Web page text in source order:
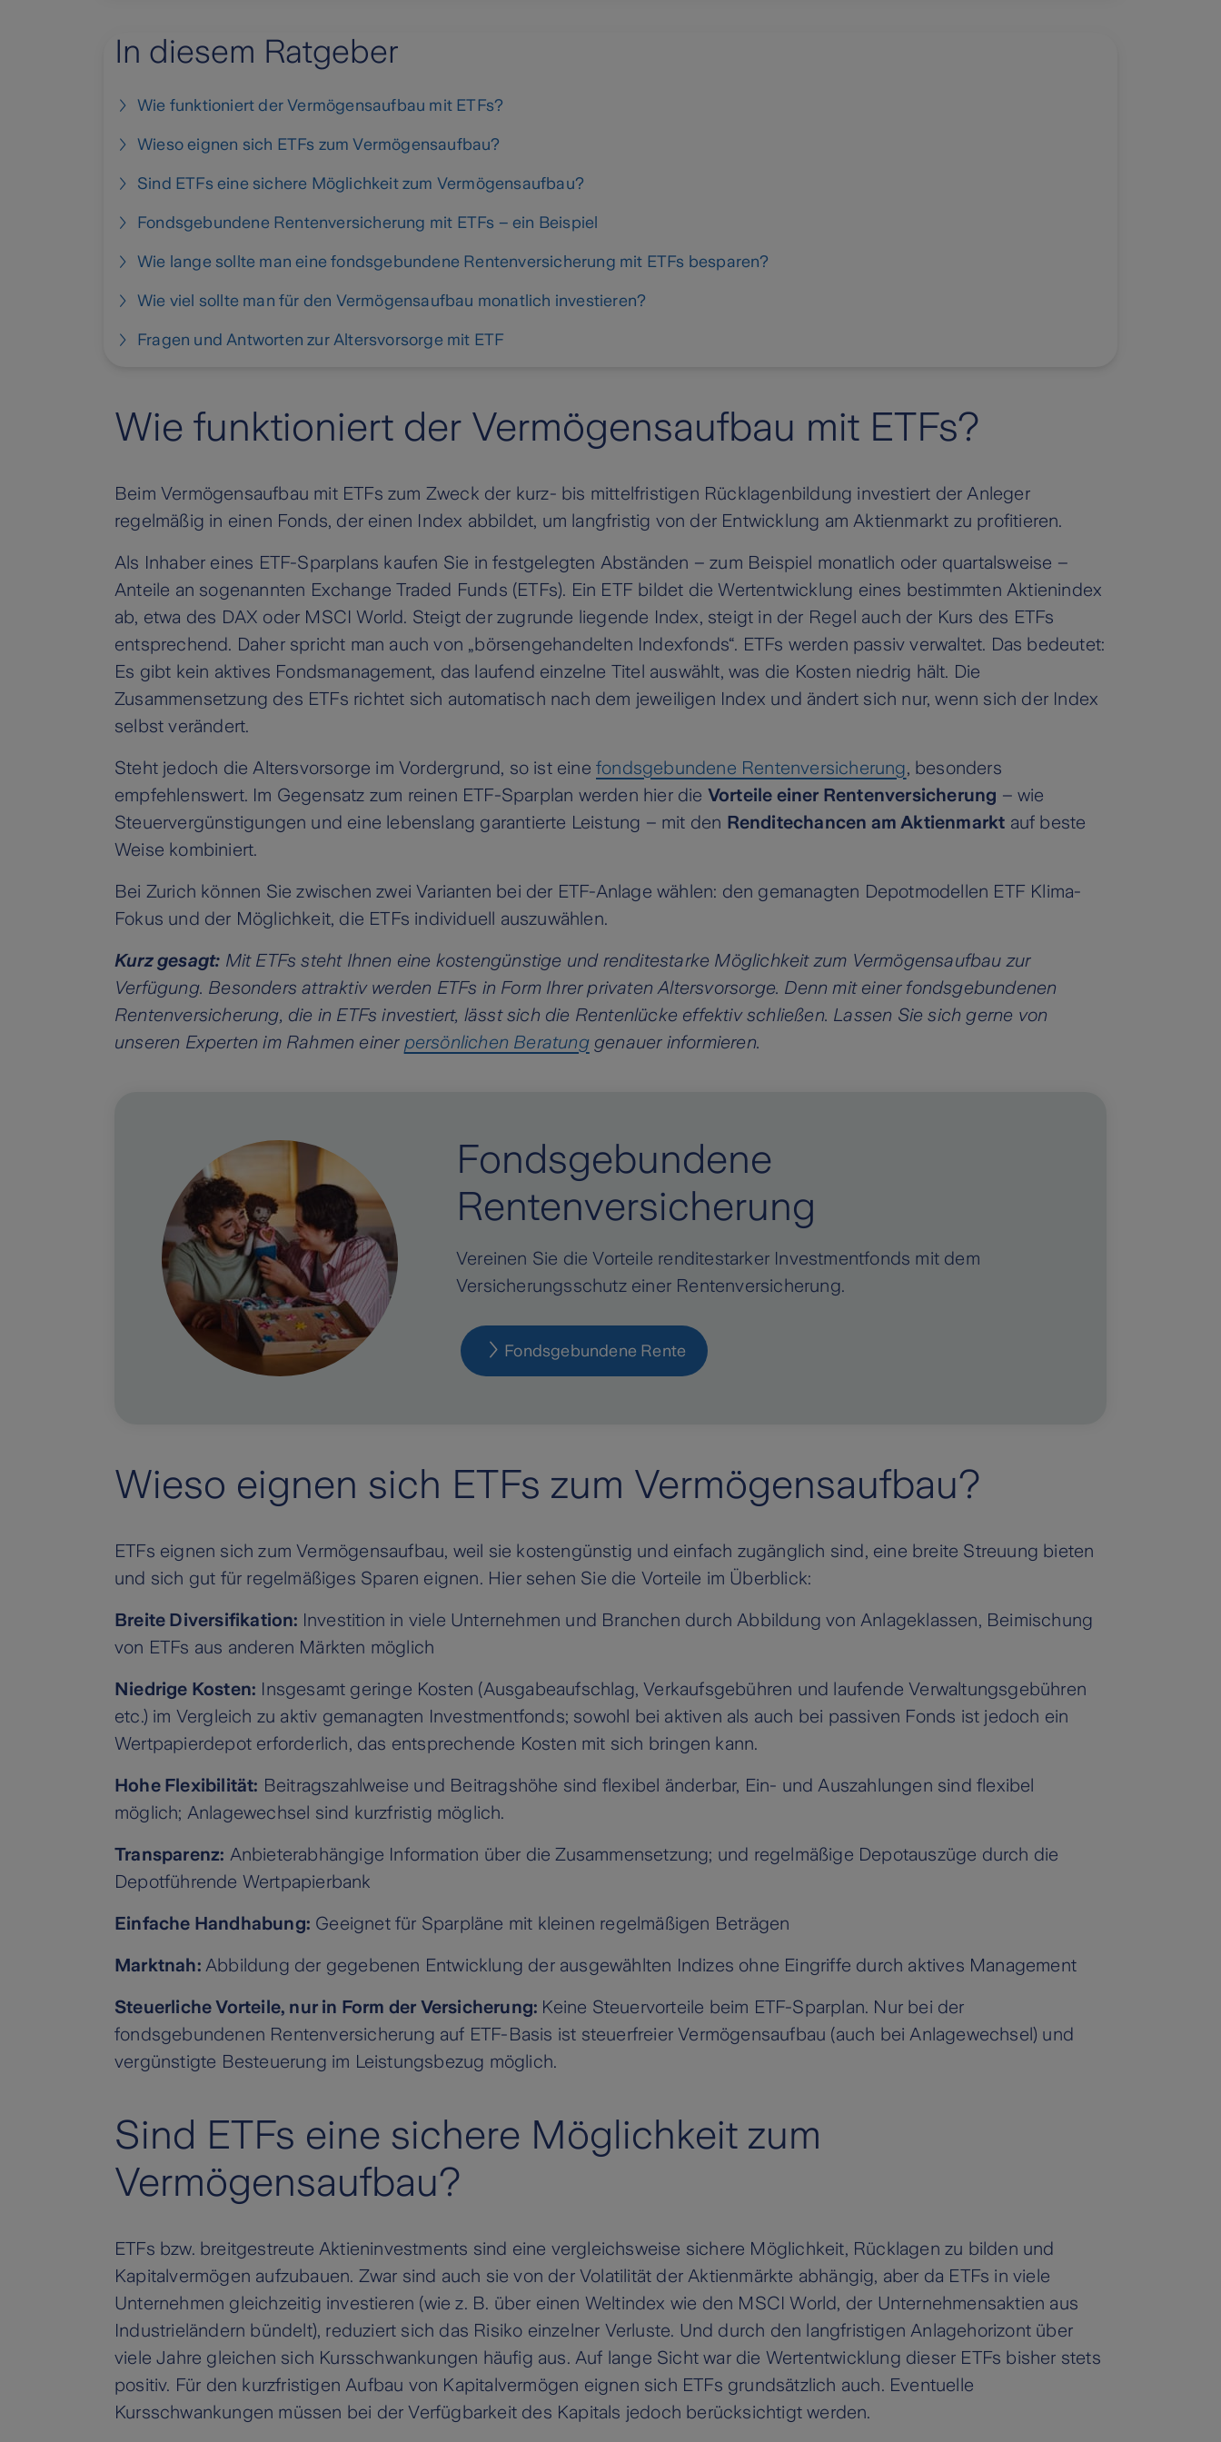
In diesem Ratgeber
Wie funktioniert der Vermögensaufbau mit ETFs?
Wieso eignen sich ETFs zum Vermögensaufbau?
Sind ETFs eine sichere Möglichkeit zum Vermögensaufbau?
Fondsgebundene Rentenversicherung mit ETFs – ein Beispiel
Wie lange sollte man eine fondsgebundene Rentenversicherung mit ETFs besparen?
Wie viel sollte man für den Vermögensaufbau monatlich investieren?
Fragen und Antworten zur Altersvorsorge mit ETF
Wie funktioniert der Vermögensaufbau mit ETFs?
Beim Vermögensaufbau mit ETFs zum Zweck der kurz- bis mittelfristigen Rücklagenbildung investiert der Anleger
regelmäßig in einen Fonds, der einen Index abbildet, um langfristig von der Entwicklung am Aktienmarkt zu profitieren.
Als Inhaber eines ETF-Sparplans kaufen Sie in festgelegten Abständen – zum Beispiel monatlich oder quartalsweise –
Anteile an sogenannten Exchange Traded Funds (ETFs). Ein ETF bildet die Wertentwicklung eines bestimmten Aktienindex
ab, etwa des DAX oder MSCI World. Steigt der zugrunde liegende Index, steigt in der Regel auch der Kurs des ETFs
entsprechend. Daher spricht man auch von „börsengehandelten Indexfonds“. ETFs werden passiv verwaltet. Das bedeutet:
Es gibt kein aktives Fondsmanagement, das laufend einzelne Titel auswählt, was die Kosten niedrig hält. Die
Zusammensetzung des ETFs richtet sich automatisch nach dem jeweiligen Index und ändert sich nur, wenn sich der Index
selbst verändert.
Steht jedoch die Altersvorsorge im Vordergrund, so ist einefondsgebundene Rentenversicherung, besonders
empfehlenswert. Im Gegensatz zum reinen ETF-Sparplan werden hier die Vorteile einer Rentenversicherung – wie
Steuervergünstigungen und eine lebenslang garantierte Leistung – mit den Renditechancen am Aktienmarkt auf beste
Weise kombiniert.
Bei Zurich können Sie zwischen zwei Varianten bei der ETF-Anlage wählen: den gemanagten Depotmodellen ETF Klima-
Fokus und der Möglichkeit, die ETFs individuell auszuwählen.
Kurz gesagt: Mit ETFs steht Ihnen eine kostengünstige und renditestarke Möglichkeit zum Vermögensaufbau zur
Verfügung. Besonders attraktiv werden ETFs in Form Ihrer privaten Altersvorsorge. Denn mit einer fondsgebundenen
Rentenversicherung, die in ETFs investiert, lässt sich die Rentenlücke effektiv schließen. Lassen Sie sich gerne von
unseren Experten im Rahmen einer persönlichen Beratunggenauer informieren.
Fondsgebundene
Rentenversicherung
Vereinen Sie die Vorteile renditestarker Investmentfonds mit dem
Versicherungsschutz einer Rentenversicherung.
Fondsgebundene Rente
Wieso eignen sich ETFs zum Vermögensaufbau?
ETFs eignen sich zum Vermögensaufbau, weil sie kostengünstig und einfach zugänglich sind, eine breite Streuung bieten
und sich gut für regelmäßiges Sparen eignen. Hier sehen Sie die Vorteile im Überblick:
Breite Diversifikation: Investition in viele Unternehmen und Branchen durch Abbildung von Anlageklassen, Beimischung
von ETFs aus anderen Märkten möglich
Niedrige Kosten: Insgesamt geringe Kosten (Ausgabeaufschlag, Verkaufsgebühren und laufende Verwaltungsgebühren
etc.) im Vergleich zu aktiv gemanagten Investmentfonds; sowohl bei aktiven als auch bei passiven Fonds ist jedoch ein
Wertpapierdepot erforderlich, das entsprechende Kosten mit sich bringen kann.
Hohe Flexibilität: Beitragszahlweise und Beitragshöhe sind flexibel änderbar, Ein- und Auszahlungen sind flexibel
möglich; Anlagewechsel sind kurzfristig möglich.
Transparenz: Anbieterabhängige Information über die Zusammensetzung; und regelmäßige Depotauszüge durch die
Depotführende Wertpapierbank
Einfache Handhabung: Geeignet für Sparpläne mit kleinen regelmäßigen Beträgen
Marktnah: Abbildung der gegebenen Entwicklung der ausgewählten Indizes ohne Eingriffe durch aktives Management
Steuerliche Vorteile, nur in Form der Versicherung: Keine Steuervorteile beim ETF-Sparplan. Nur bei der
fondsgebundenen Rentenversicherung auf ETF-Basis ist steuerfreier Vermögensaufbau (auch bei Anlagewechsel) und
vergünstigte Besteuerung im Leistungsbezug möglich.
Sind ETFs eine sichere Möglichkeit zum
Vermögensaufbau?
ETFs bzw. breitgestreute Aktieninvestments sind eine vergleichsweise sichere Möglichkeit, Rücklagen zu bilden und
Kapitalvermögen aufzubauen. Zwar sind auch sie von der Volatilität der Aktienmärkte abhängig, aber da ETFs in viele
Unternehmen gleichzeitig investieren (wie z. B. über einen Weltindex wie den MSCI World, der Unternehmensaktien aus
Industrieländern bündelt), reduziert sich das Risiko einzelner Verluste. Und durch den langfristigen Anlagehorizont über
viele Jahre gleichen sich Kursschwankungen häufig aus. Auf lange Sicht war die Wertentwicklung dieser ETFs bisher stets
positiv. Für den kurzfristigen Aufbau von Kapitalvermögen eignen sich ETFs grundsätzlich auch. Eventuelle
Kursschwankungen müssen bei der Verfügbarkeit des Kapitals jedoch berücksichtigt werden.